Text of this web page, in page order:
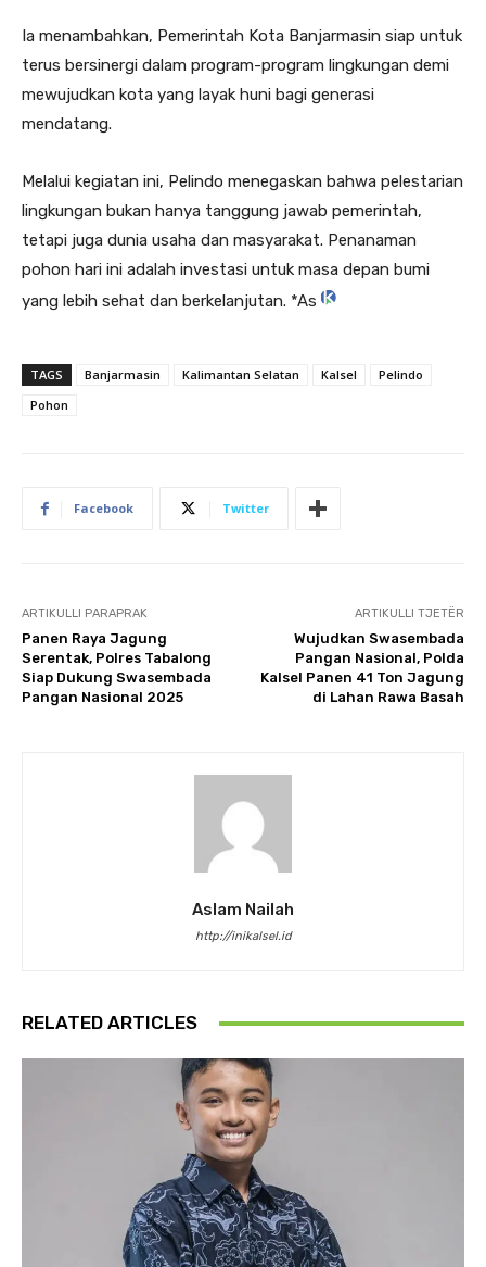
Ia menambahkan, Pemerintah Kota Banjarmasin siap untuk
terus bersinergi dalam program-program lingkungan demi
mewujudkan kota yang layak huni bagi generasi
mendatang.
Melalui kegiatan ini, Pelindo menegaskan bahwa pelestarian
lingkungan bukan hanya tanggung jawab pemerintah,
tetapi juga dunia usaha dan masyarakat. Penanaman
pohon hari ini adalah investasi untuk masa depan bumi
yang lebih sehat dan berkelanjutan. *As
TAGS Banjarmasin Kalimantan Selatan Kalsel
Pelindo
Pohon
Facebook Twitter
ARTIKULLI PARAPRAK
Panen Raya Jagung
Serentak, Polres Tabalong
Siap Dukung Swasembada
Pangan Nasional 2025
ARTIKULLI TJETËR
Wujudkan Swasembada
Pangan Nasional, Polda
Kalsel Panen 41 Ton Jagung
di Lahan Rawa Basah
Aslam Nailah
http://inikalsel.id
RELATED ARTICLES